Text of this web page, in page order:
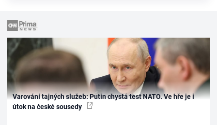
Varování tajných služeb: Putin chystá test NATO. Ve hře je i
útok na české sousedy